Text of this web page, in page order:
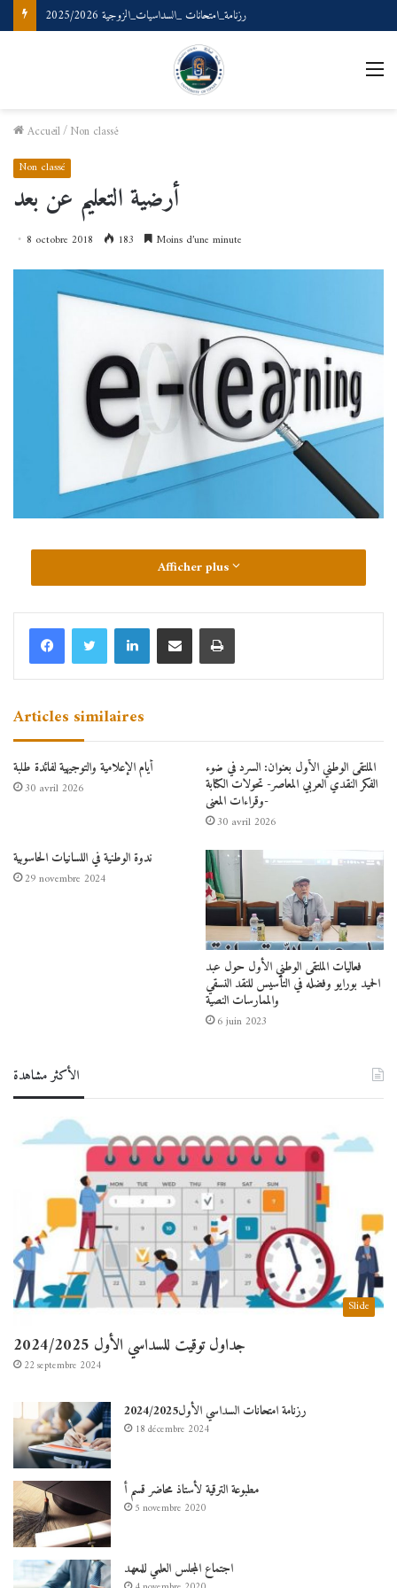
رزنامة_امتحانات _السداسيات_الزوجية 2025/2026
Accueil/Non classé
Non classé
أرضية التعليم عن بعد
8 octobre 2018 183 Moins d’une minute
Afficher plus
Articles similaires
أيام الإعلامية والتوجيهية لفائدة طلبة
30 avril 2026
الملتقى الوطني الأول بعنوان: السرد في ضوء
الفكر النقدي العربي المعاصر- تحولات الكتابة
وقراءات المعنى-
30 avril 2026
ندوة الوطنية في اللسانيات الحاسوبية
29 novembre 2024
فعاليات الملتقى الوطني الأول حول عبد
الحميد بورايو وفضله في التأسيس للنقد النسقي
والممارسات النصية
6 juin 2023
الأكثر مشاهدة
Slide
جداول توقيت للسداسي الأول 2024/2025
22 septembre 2024
رزنامة امتحانات السداسي الأول2024/2025
18 décembre 2024
مطبوعة الترقية لأستاذ محاضر قسم أ
5 novembre 2020
اجتماع المجلس العلمي للمعهد